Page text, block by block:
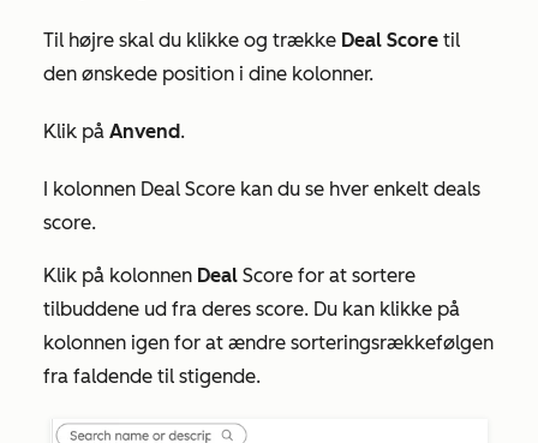
Til højre skal du klikke og trække Deal Score til
den ønskede position i dine kolonner.
Klik på Anvend.
I kolonnen Deal Score kan du se hver enkelt deals
score.
Klik på kolonnen Deal Score for at sortere
tilbuddene ud fra deres score. Du kan klikke på
kolonnen igen for at ændre sorteringsrækkefølgen
fra faldende til stigende.